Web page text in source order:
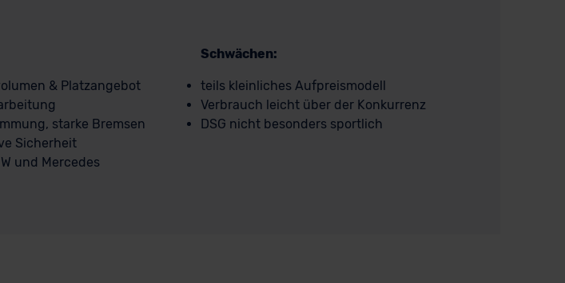
& Platzangebot
starke Bremsen
Sicherheit
und Mercedes
Schwächen:
teils kleinliches Aufpreismodell
Verbrauch leicht über der Konkurrenz
DSG nicht besonders sportlich